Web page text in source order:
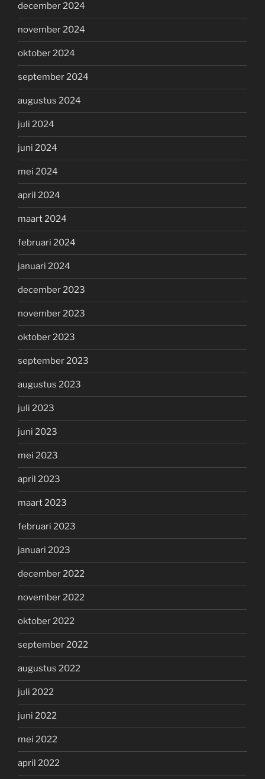
december 2024
november 2024
oktober 2024
september 2024
augustus 2024
juli 2024
juni 2024
mei 2024
april 2024
maart 2024
februari 2024
januari 2024
december 2023
november 2023
oktober 2023
september 2023
augustus 2023
juli 2023
juni 2023
mei 2023
april 2023
maart 2023
februari 2023
januari 2023
december 2022
november 2022
oktober 2022
september 2022
augustus 2022
juli 2022
juni 2022
mei 2022
april 2022